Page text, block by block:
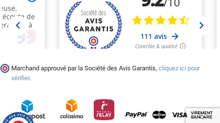
Marchand approuvé par la Société des Avis Garantis, cliquez ici pour
vérifier.